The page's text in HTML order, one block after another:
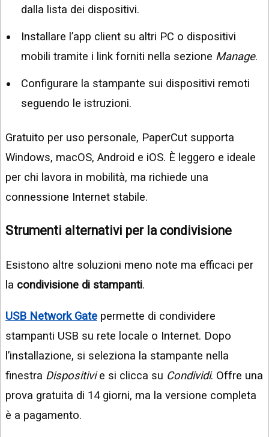
dalla lista dei dispositivi.
Installare l’app client su altri PC o dispositivi
mobili tramite i link forniti nella sezione Manage.
Configurare la stampante sui dispositivi remoti
seguendo le istruzioni.
Gratuito per uso personale, PaperCut supporta
Windows, macOS, Android e iOS. È leggero e ideale
per chi lavora in mobilità, ma richiede una
connessione Internet stabile.
Strumenti alternativi per la condivisione
Esistono altre soluzioni meno note ma efficaci per
la condivisione di stampanti.
USB Network Gate permette di condividere
stampanti USB su rete locale o Internet. Dopo
l’installazione, si seleziona la stampante nella
finestra Dispositivie si clicca su Condividi. Offre una
prova gratuita di 14 giorni, ma la versione completa
è a pagamento.